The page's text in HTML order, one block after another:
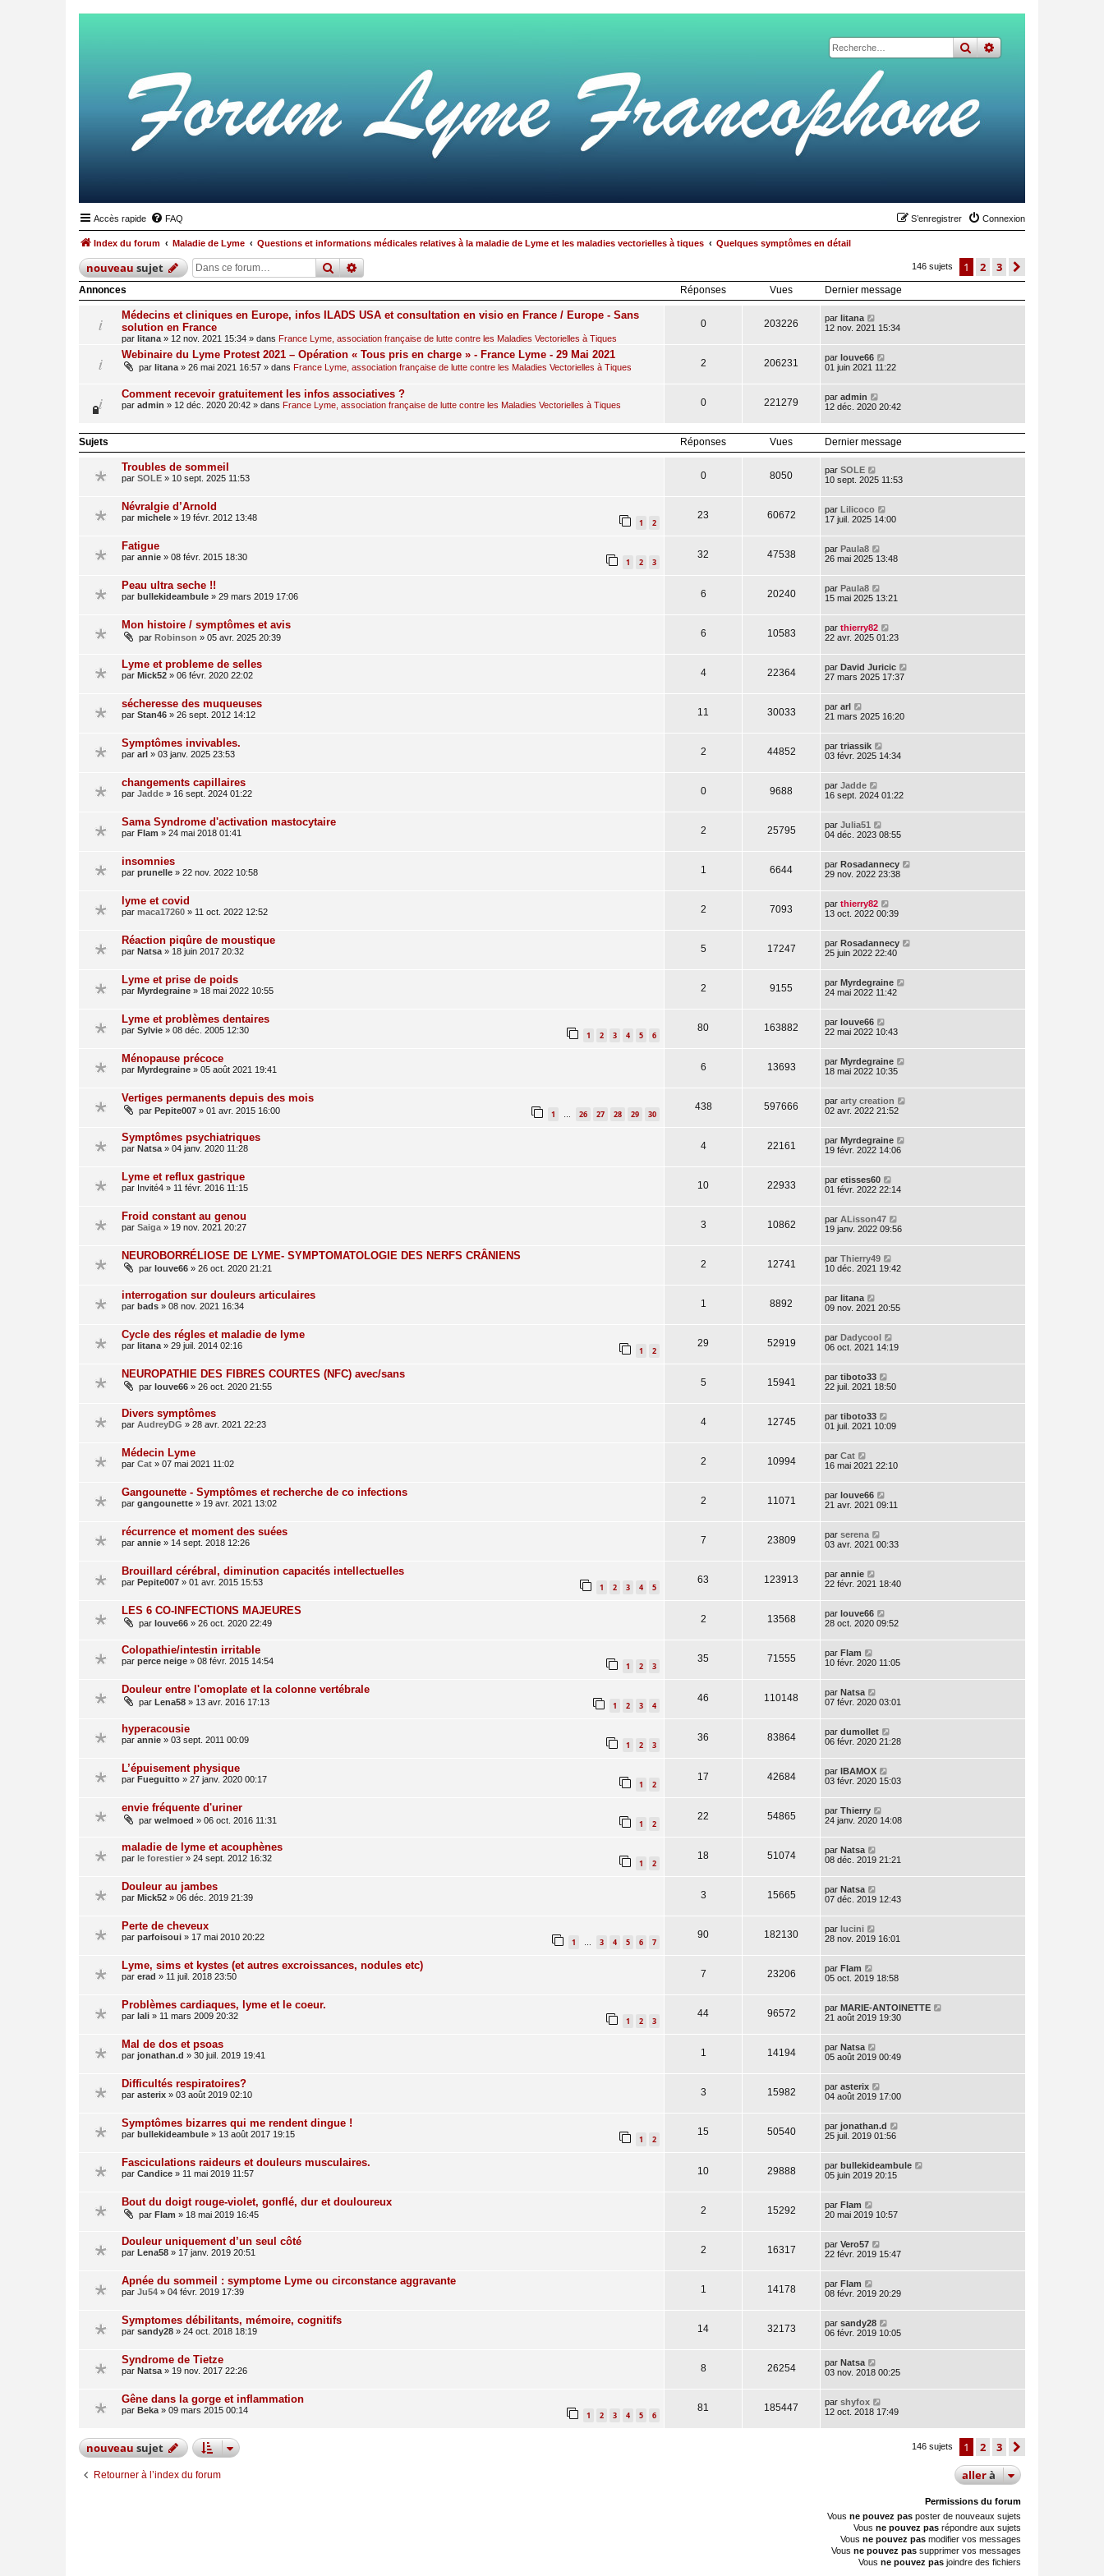
rechercher
recherche
Accès rapide FAQ Connexion
S’enregistrer
Index du forum Maladie de Lyme Questions et informations médicales relatives à la maladie de Lyme et les maladies vectorielles à tiques Quelques symptômes en détail
nouveausujet rechercher
recherche 146 sujets 1 2 3
Annonces Réponses Vues Dernier message
Médecins et cliniques en Europe, infos ILADS USA et consultation en visio en France / Europe - Sans
solution en France
par litana » 12 nov. 2021 15:34 » dans France Lyme, association française de lutte contre les Maladies Vectorielles à Tiques
0 203226 par litana
12 nov. 2021 15:34
Webinaire du Lyme Protest 2021 – Opération « Tous pris en charge » - France Lyme - 29 Mai 2021
par litana » 26 mai 2021 16:57 » dans France Lyme, association française de lutte contre les Maladies Vectorielles à Tiques 2 206231 par louve66
01 juin 2021 11:22
Comment recevoir gratuitement les infos associatives ?
par admin » 12 déc. 2020 20:42 » dans France Lyme, association française de lutte contre les Maladies Vectorielles à Tiques 0 221279 par admin
12 déc. 2020 20:42
Sujets Réponses Vues Dernier message
Troubles de sommeil
par SOLE » 10 sept. 2025 11:53 0 8050 par SOLE
10 sept. 2025 11:53
Névralgie d’Arnold
par michele » 19 févr. 2012 13:48 1 2
23 60672 par Lilicoco
17 juil. 2025 14:00
Fatigue
par annie » 08 févr. 2015 18:30 1 2 3
32 47538 par Paula8
26 mai 2025 13:48
Peau ultra seche !!
par bullekideambule » 29 mars 2019 17:06 6 20240 par Paula8
15 mai 2025 13:21
Mon histoire / symptômes et avis
par Robinson » 05 avr. 2025 20:39 6 10583 par thierry82
22 avr. 2025 01:23
Lyme et probleme de selles
par Mick52 » 06 févr. 2020 22:02 4 22364 par David Juricic
27 mars 2025 17:37
sécheresse des muqueuses
par Stan46 » 26 sept. 2012 14:12 11 30033 par arl
21 mars 2025 16:20
Symptômes invivables.
par arl » 03 janv. 2025 23:53 2 44852 par triassik
03 févr. 2025 14:34
changements capillaires
par Jadde » 16 sept. 2024 01:22 0 9688 par Jadde
16 sept. 2024 01:22
Sama Syndrome d'activation mastocytaire
par Flam » 24 mai 2018 01:41 2 25795 par Julia51
04 déc. 2023 08:55
insomnies
par prunelle » 22 nov. 2022 10:58 1 6644 par Rosadannecy
29 nov. 2022 23:38
lyme et covid
par maca17260 » 11 oct. 2022 12:52 2 7093 par thierry82
13 oct. 2022 00:39
Réaction piqûre de moustique
par Natsa » 18 juin 2017 20:32 5 17247 par Rosadannecy
25 juin 2022 22:40
Lyme et prise de poids
par Myrdegraine » 18 mai 2022 10:55 2 9155 par Myrdegraine
24 mai 2022 11:42
Lyme et problèmes dentaires
par Sylvie » 08 déc. 2005 12:30 1 2 3 4 5 6
80 163882 par louve66
22 mai 2022 10:43
Ménopause précoce
par Myrdegraine » 05 août 2021 19:41 6 13693 par Myrdegraine
18 mai 2022 10:35
Vertiges permanents depuis des mois
par Pepite007 » 01 avr. 2015 16:00 1 … 26 27 28 29 30
438 597666 par arty creation
02 avr. 2022 21:52
Symptômes psychiatriques
par Natsa » 04 janv. 2020 11:28 4 22161 par Myrdegraine
19 févr. 2022 14:06
Lyme et reflux gastrique
par Invité4 » 11 févr. 2016 11:15 10 22933 par etisses60
01 févr. 2022 22:14
Froid constant au genou
par Saiga » 19 nov. 2021 20:27 3 10862 par ALisson47
19 janv. 2022 09:56
NEUROBORRÉLIOSE DE LYME- SYMPTOMATOLOGIE DES NERFS CRÂNIENS
par louve66 » 26 oct. 2020 21:21 2 12741 par Thierry49
10 déc. 2021 19:42
interrogation sur douleurs articulaires
par bads » 08 nov. 2021 16:34 1 8892 par litana
09 nov. 2021 20:55
Cycle des régles et maladie de lyme
par litana » 29 juil. 2014 02:16 1 2
29 52919 par Dadycool
06 oct. 2021 14:19
NEUROPATHIE DES FIBRES COURTES (NFC) avec/sans
par louve66 » 26 oct. 2020 21:55 5 15941 par tiboto33
22 juil. 2021 18:50
Divers symptômes
par AudreyDG » 28 avr. 2021 22:23 4 12745 par tiboto33
01 juil. 2021 10:09
Médecin Lyme
par Cat » 07 mai 2021 11:02 2 10994 par Cat
16 mai 2021 22:10
Gangounette - Symptômes et recherche de co infections
par gangounette » 19 avr. 2021 13:02 2 11071 par louve66
21 avr. 2021 09:11
récurrence et moment des suées
par annie » 14 sept. 2018 12:26 7 23809 par serena
03 avr. 2021 00:33
Brouillard cérébral, diminution capacités intellectuelles
par Pepite007 » 01 avr. 2015 15:53 1 2 3 4 5
63 123913 par annie
22 févr. 2021 18:40
LES 6 CO-INFECTIONS MAJEURES
par louve66 » 26 oct. 2020 22:49 2 13568 par louve66
28 oct. 2020 09:52
Colopathie/intestin irritable
par perce neige » 08 févr. 2015 14:54 1 2 3
35 71555 par Flam
10 févr. 2020 11:05
Douleur entre l'omoplate et la colonne vertébrale
par Lena58 » 13 avr. 2016 17:13 1 2 3 4
46 110148 par Natsa
07 févr. 2020 03:01
hyperacousie
par annie » 03 sept. 2011 00:09 1 2 3
36 83864 par dumollet
06 févr. 2020 21:28
L’épuisement physique
par Fueguitto » 27 janv. 2020 00:17 1 2
17 42684 par IBAMOX
03 févr. 2020 15:03
envie fréquente d'uriner
par welmoed » 06 oct. 2016 11:31 1 2
22 54865 par Thierry
24 janv. 2020 14:08
maladie de lyme et acouphènes
par le forestier » 24 sept. 2012 16:32 1 2
18 51074 par Natsa
08 déc. 2019 21:21
Douleur au jambes
par Mick52 » 06 déc. 2019 21:39 3 15665 par Natsa
07 déc. 2019 12:43
Perte de cheveux
par parfoisoui » 17 mai 2010 20:22 1 … 3 4 5 6 7
90 182130 par lucini
28 nov. 2019 16:01
Lyme, sims et kystes (et autres excroissances, nodules etc)
par erad » 11 juil. 2018 23:50 7 23206 par Flam
05 oct. 2019 18:58
Problèmes cardiaques, lyme et le coeur.
par lali » 11 mars 2009 20:32 1 2 3
44 96572 par MARIE-ANTOINETTE
21 août 2019 19:30
Mal de dos et psoas
par jonathan.d » 30 juil. 2019 19:41 1 14194 par Natsa
05 août 2019 00:49
Difficultés respiratoires?
par asterix » 03 août 2019 02:10 3 15982 par asterix
04 août 2019 17:00
Symptômes bizarres qui me rendent dingue !
par bullekideambule » 13 août 2017 19:15 1 2
15 50540 par jonathan.d
25 juil. 2019 01:56
Fasciculations raideurs et douleurs musculaires.
par Candice » 11 mai 2019 11:57 10 29888 par bullekideambule
05 juin 2019 20:15
Bout du doigt rouge-violet, gonflé, dur et douloureux
par Flam » 18 mai 2019 16:45 2 15292 par Flam
20 mai 2019 10:57
Douleur uniquement d’un seul côté
par Lena58 » 17 janv. 2019 20:51 2 16317 par Vero57
22 févr. 2019 15:47
Apnée du sommeil : symptome Lyme ou circonstance aggravante
par Ju54 » 04 févr. 2019 17:39 1 14178 par Flam
08 févr. 2019 20:29
Symptomes débilitants, mémoire, cognitifs
par sandy28 » 24 oct. 2018 18:19 14 32173 par sandy28
06 févr. 2019 10:05
Syndrome de Tietze
par Natsa » 19 nov. 2017 22:26 8 26254 par Natsa
03 nov. 2018 00:25
Gêne dans la gorge et inflammation
par Beka » 09 mars 2015 00:14 1 2 3 4 5 6
81 185447 par shyfox
12 oct. 2018 17:49
nouveausujet 146 sujets 1 2 3
Retourner à l’index du forum allerà
Permissions du forum
Vous ne pouvez pas poster de nouveaux sujets
Vous ne pouvez pas répondre aux sujets
Vous ne pouvez pas modifier vos messages
Vous ne pouvez pas supprimer vos messages
Vous ne pouvez pas joindre des fichiers